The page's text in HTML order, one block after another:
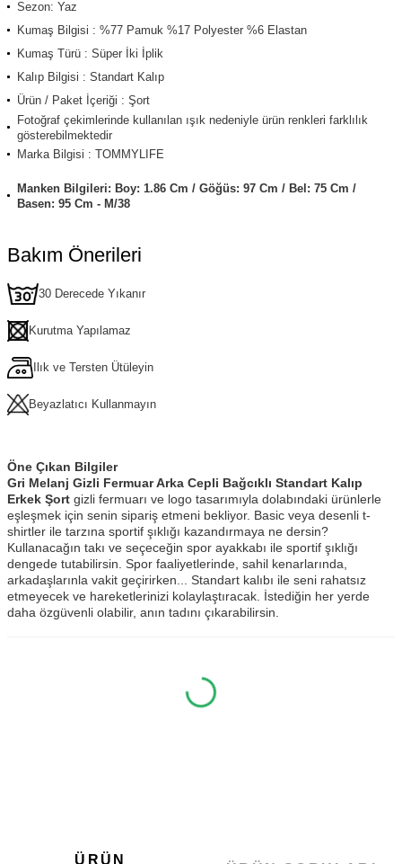
Sezon: Yaz
Kumaş Bilgisi : %77 Pamuk %17 Polyester %6 Elastan
Kumaş Türü : Süper İki İplik
Kalıp Bilgisi : Standart Kalıp
Ürün / Paket İçeriği : Şort
Fotoğraf çekimlerinde kullanılan ışık nedeniyle ürün renkleri farklılık
gösterebilmektedir
Marka Bilgisi : TOMMYLIFE
Manken Bilgileri: Boy: 1.86 Cm / Göğüs: 97 Cm / Bel: 75 Cm /
Basen: 95 Cm - M/38
Bakım Önerileri
30 Derecede Yıkanır
Kurutma Yapılamaz
Ilık ve Tersten Ütüleyin
Beyazlatıcı Kullanmayın
Öne Çıkan Bilgiler
Gri Melanj Gizli Fermuar Arka Cepli Bağcıklı Standart Kalıp
Erkek Şort gizli fermuarı ve logo tasarımıyla dolabındaki ürünlerle
eşleşmek için senin sipariş etmeni bekliyor. Basic veya desenli t-
shirtler ile tarzına sportif şıklığı kazandırmaya ne dersin?
Kullanacağın takı ve seçeceğin spor ayakkabı ile sportif şıklığı
dengede tutabilirsin. Spor faaliyetlerinde, sahil kenarlarında,
arkadaşlarınla vakit geçirirken... Standart kalıbı ile seni rahatsız
etmeyecek ve hareketlerinizi kolaylaştıracak. İstediğin her yerde
daha özgüvenli olabilir, anın tadını çıkarabilirsin.
ÜRÜN